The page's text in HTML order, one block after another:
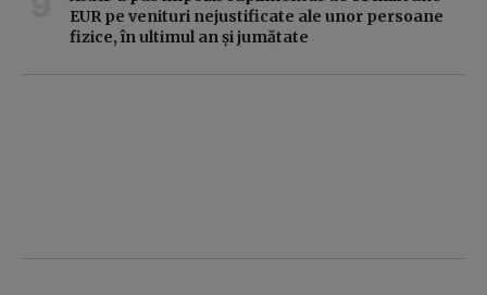
EUR pe venituri nejustificate ale unor persoane
fizice, în ultimul an și jumătate